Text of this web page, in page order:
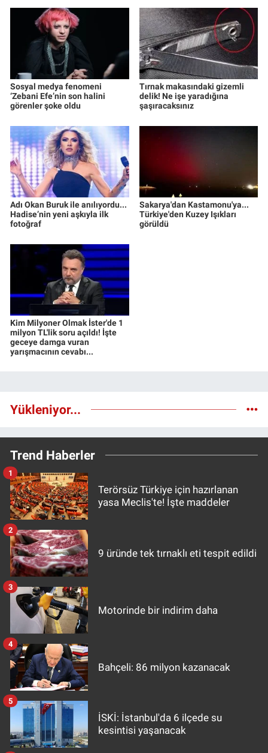
Sosyal medya fenomeni
‘Zebani Efe’nin son halini
görenler şoke oldu
Tırnak makasındaki gizemli
delik! Ne işe yaradığına
şaşıracaksınız
Adı Okan Buruk ile anılıyordu...
Hadise’nin yeni aşkıyla ilk
fotoğraf
Sakarya'dan Kastamonu'ya...
Türkiye'den Kuzey Işıkları
görüldü
Kim Milyoner Olmak İster'de 1
milyon TL'lik soru açıldı! İşte
geceye damga vuran
yarışmacının cevabı...
Yükleniyor...
Trend Haberler
Terörsüz Türkiye için hazırlanan
yasa Meclis'te! İşte maddeler
1
9 üründe tek tırnaklı eti tespit edildi
2
Motorinde bir indirim daha
3
Bahçeli: 86 milyon kazanacak
4
İSKİ: İstanbul'da 6 ilçede su
kesintisi yaşanacak
5